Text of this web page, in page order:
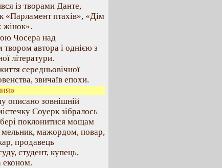
із творами Данте,
«Парламент птахів», «Дім
жінок».
Чосера над
автора і однією з
літератури.
середньовічної
звичаїв епохи.
описано зовнішній
Соуерк зібралось
поклонитися мощам
мажордом, повар,
продавець
студент, купець,
економ.